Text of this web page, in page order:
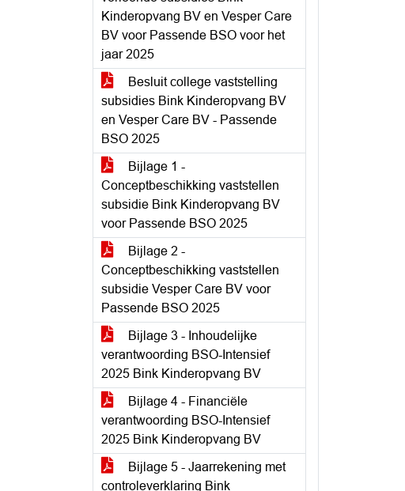
Kinderopvang BV en Vesper Care
BV voor Passende BSO voor het
jaar 2025
Besluit college vaststelling
subsidies Bink Kinderopvang BV
en Vesper Care BV - Passende
BSO 2025
Bijlage 1 -
Conceptbeschikking vaststellen
subsidie Bink Kinderopvang BV
voor Passende BSO 2025
Bijlage 2 -
Conceptbeschikking vaststellen
subsidie Vesper Care BV voor
Passende BSO 2025
Bijlage 3 - Inhoudelijke
verantwoording BSO-Intensief
2025 Bink Kinderopvang BV
Bijlage 4 - Financiële
verantwoording BSO-Intensief
2025 Bink Kinderopvang BV
Bijlage 5 - Jaarrekening met
controleverklaring Bink